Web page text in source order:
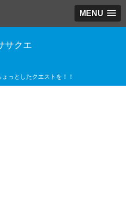
MENU
サクエ
っとしたクエストを！！